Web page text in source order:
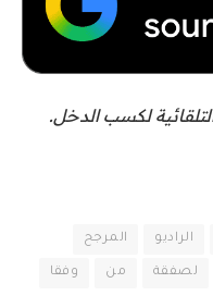
الراديو المرجح
لصفقة من وفقا